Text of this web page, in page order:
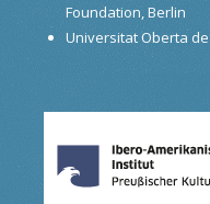
Foundation, Berlin
Universitat Oberta